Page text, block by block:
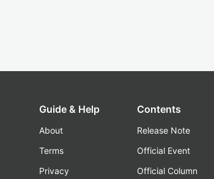
Guide & Help
About
Terms
Privacy
Contents
Release Note
Official Event
Official Column